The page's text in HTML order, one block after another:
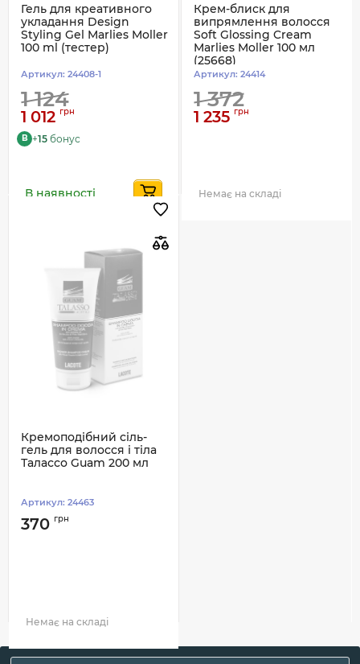
Гель для креативного
укладання Design
Styling Gel Marlies Moller
100 ml (тестер)
Артикул: 24408-1
1 124
1 012 грн
B +15 бонус
В наявності
Крем-блиск для
випрямлення волосся
Soft Glossing Cream
Marlies Moller 100 мл
(25668)
Артикул: 24414
1 372
1 235 грн
Немає на складі
Кремоподібний сіль-
гель для волосся і тіла
Талассо Guam 200 мл
Артикул: 24463
370 грн
Немає на складі